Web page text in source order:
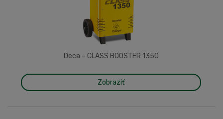
Deca – CLASS BOOSTER 1350
Zobraziť